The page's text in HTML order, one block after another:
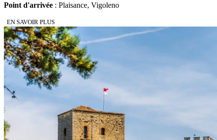
Point d'arrivée : Plaisance, Vigoleno
EN SAVOIR PLUS